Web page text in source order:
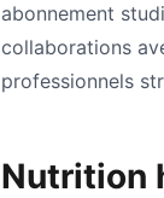
abonnement
collaborations
professionnels
Nutrition